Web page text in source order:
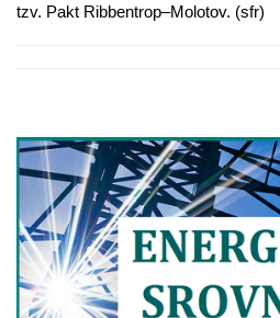
tzv. Pakt Ribbentrop–Molotov. (sfr)